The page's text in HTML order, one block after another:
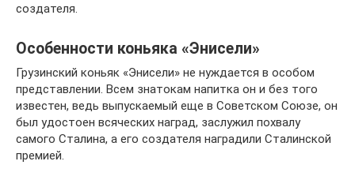
создателя.
Особенности коньяка «Энисели»
Грузинский коньяк «Энисели» не нуждается в особом
представлении. Всем знатокам напитка он и без того
известен, ведь выпускаемый еще в Советском Союзе, он
был удостоен всяческих наград, заслужил похвалу
самого Сталина, а его создателя наградили Сталинской
премией.